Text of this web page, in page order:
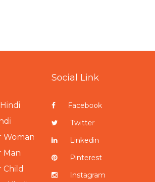
Woman
Man
Child
Social Link
Facebook
Twitter
Linkedin
Pinterest
Instagram